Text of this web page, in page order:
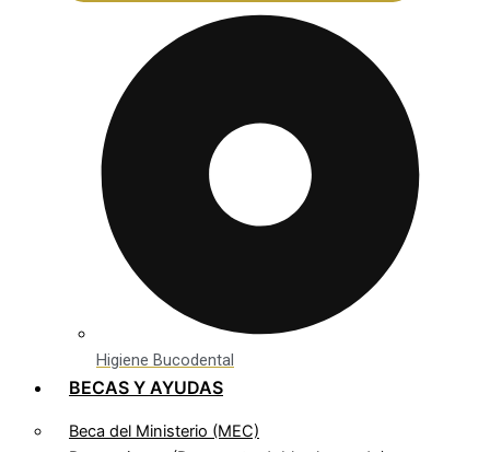
Higiene Bucodental
BECAS Y AYUDAS
Beca del Ministerio (MEC)